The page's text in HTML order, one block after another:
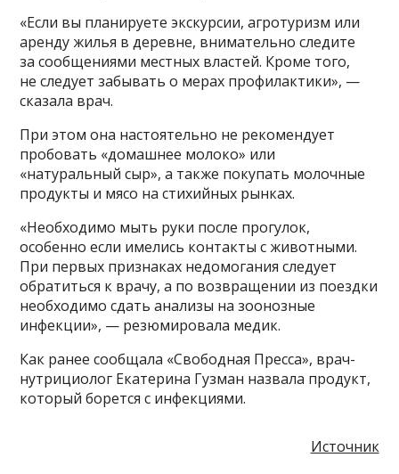
«Если вы планируете экскурсии, агротуризм или
аренду жилья в деревне, внимательно следите
за сообщениями местных властей. Кроме того,
не следует забывать о мерах профилактики», —
сказала врач.
При этом она настоятельно не рекомендует
пробовать «домашнее молоко» или
«натуральный сыр», а также покупать молочные
продукты и мясо на стихийных рынках.
«Необходимо мыть руки после прогулок,
особенно если имелись контакты с животными.
При первых признаках недомогания следует
обратиться к врачу, а по возвращении из поездки
необходимо сдать анализы на зоонозные
инфекции», — резюмировала медик.
Как ранее сообщала «Свободная Пресса», врач-
нутрициолог Екатерина Гузман назвала продукт,
который борется с инфекциями.
Источник